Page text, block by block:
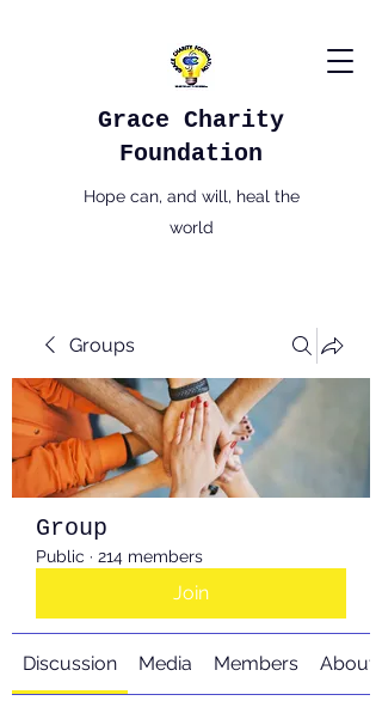
Grace Charity
Foundation
Hope can, and will, heal the
world
Groups
Group
Public · 214 members
Join
Discussion Media Members About